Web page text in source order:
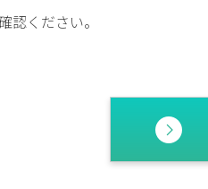
認ください。